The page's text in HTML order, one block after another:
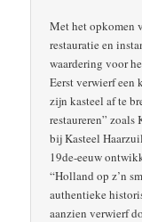
Met het opkomen
restauratie en
waardering voor
Eerst verwierf een
zijn kasteel af te
restaureren”
bij Kasteel
19de-eeuw
“Holland op z’n
authentieke
aanzien verwierf